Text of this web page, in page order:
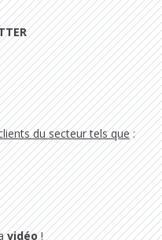
du secteur tels que:
vidéo!